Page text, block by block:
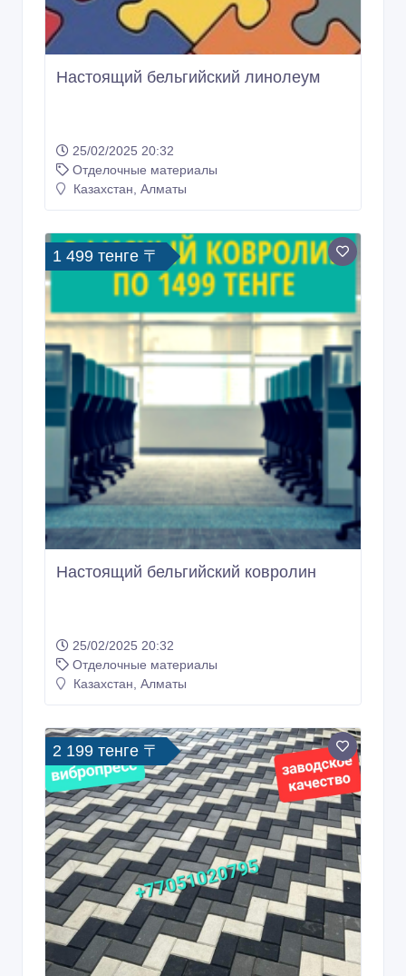
1 499 тенге 〒
Настоящий бельгийский ковролин
25/02/2025 20:32
Отделочные материалы
Казахстан, Алматы
2 199 тенге 〒
Вибропрессованная брусчатка
Алматы.
03/12/2024 08:28
Отделочные материалы